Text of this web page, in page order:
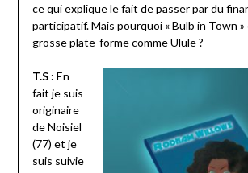
ce qui explique le fait de passer par du
participatif. Mais pourquoi « Bulb in Town
grosse plate-forme comme Ulule ?
T.S : En
fait je suis
originaire
de Noisiel
(77) et je
suis suivie